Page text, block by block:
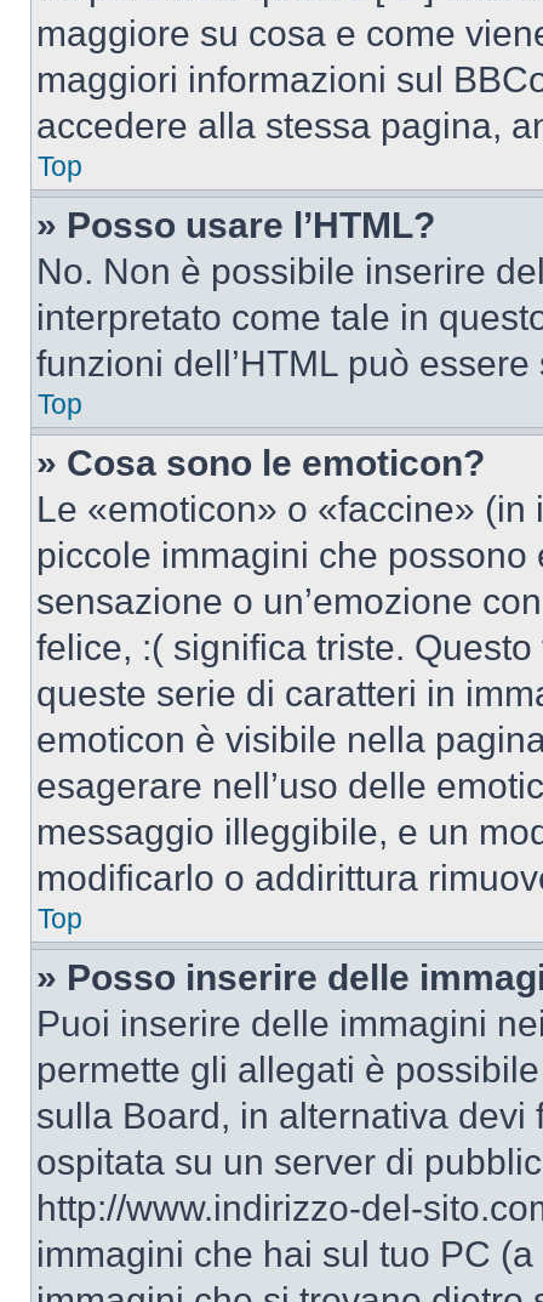
maggiore su cosa e come
maggiori informazioni sul
accedere alla stessa pagina,
Top
» Posso usare l’HTML?
No. Non è possibile inserire
interpretato come tale in
funzioni dell’HTML può
Top
» Cosa sono le emoticon?
Le «emoticon» o «faccine»
piccole immagini che
sensazione o un’emozione
felice, :( significa triste.
queste serie di caratteri in
emoticon è visibile nella
esagerare nell’uso delle
messaggio illeggibile, e un
modificarlo o addirittura
Top
» Posso inserire delle
Puoi inserire delle immagini
permette gli allegati è
sulla Board, in alternativa devi
ospitata su un server di
http://www.indirizzo-del-
immagini che hai sul tuo PC